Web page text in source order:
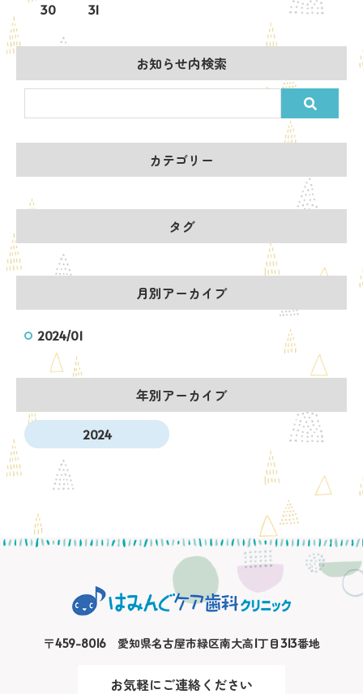
30
31
お知らせ内検索
カテゴリー
タグ
月別アーカイブ
2024/01
年別アーカイブ
2024
〒459-8016 愛知県名古屋市緑区南大高1丁目313番地
お気軽にご連絡ください